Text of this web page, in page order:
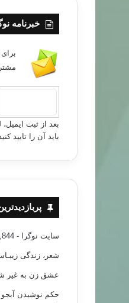
خبرنامه
بعد از ثبت
باید آن را تایید
سایت نوگرا - 823,844 بازدید
شعر، زندگی
عشق زن به غیر
حکم نوشیدن